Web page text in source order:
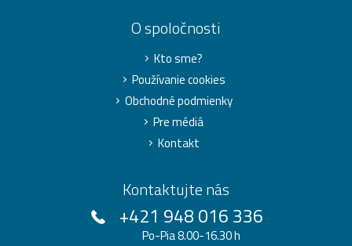
O spoločnosti
Kto sme?
Používanie cookies
Obchodné podmienky
Pre médiá
Kontakt
Kontaktujte nás
+421 948 016 336
Po-Pia 8.00-16.30 h